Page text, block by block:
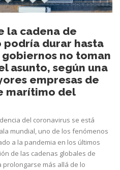
la cadena de
podría durar hasta
gobiernos no toman
asunto, según una
empresas de
marítimo del
del coronavirus se está
mundial, uno de los fenómenos
a la pandemia en los últimos
de las cadenas globales de
prolongarse más allá de lo